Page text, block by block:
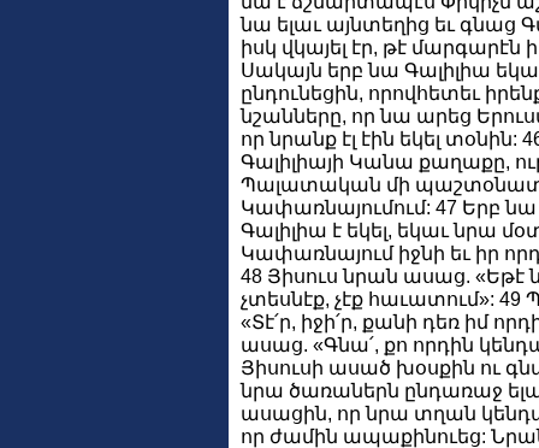
նա ելաւ այնտեղից եւ գնաց
իսկ վկայել էր, թէ մարգարէն
Սակայն երբ նա Գալիլիա
ընդունեցին, որովհետեւ
նշանները, որ նա արեց
որ նրանք էլ էին եկել տօնին:
Գալիլիայի Կանա քաղաքը,
Պալատական մի
Կափառնայումում: 47 Երբ
Գալիլիա է եկել, եկաւ նրա
Կափառնայում իջնի եւ իր
48 Յիսուս նրան ասաց. «Եթէ
չտեսնէք, չէք հաւատում»:
«Տէ՛ր, իջի՛ր, քանի դեռ իմ
ասաց. «Գնա՛, քո որդին
Յիսուսի ասած խօսքին ու
նրա ծառաներն ընդառաջ
ասացին, որ նրա տղան
որ ժամին ապաքինուեց: